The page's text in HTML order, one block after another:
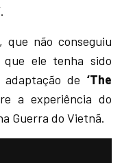
.
, que não conseguiu
ele tenha sido
de ‘The
a experiência do
Guerra do Vietnã.